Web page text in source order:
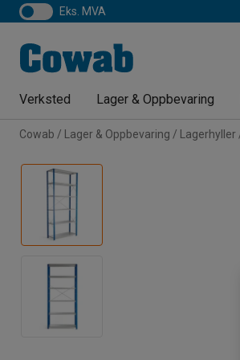
eks. MVA
Verksted Lager & Oppbevaring
Cowab Lager & Oppbevaring Lagerhyller